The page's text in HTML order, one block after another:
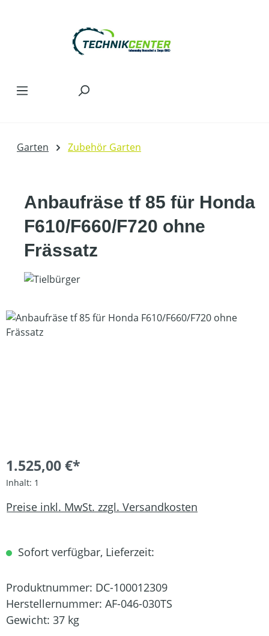
Garten Zubehör Garten
Anbaufräse tf 85 für Honda
F610/F660/F720 ohne
Frässatz
Bildergalerie überspringen
1.525,00 €*
Inhalt: 1
Preise inkl. MwSt. zzgl. Versandkosten
Sofort verfügbar, Lieferzeit:
Produktnummer: DC-100012309
Herstellernummer: AF-046-030TS
Gewicht: 37 kg